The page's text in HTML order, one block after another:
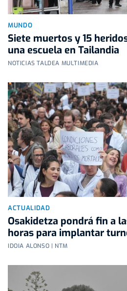
MUNDO
Siete muertos y 15
una escuela en Tailandia
NOTICIAS TALDEA MULTIMEDIA
ACTUALIDAD
Osakidetza pondrá fin a
horas para implantar
IDOIA ALONSO | NTM